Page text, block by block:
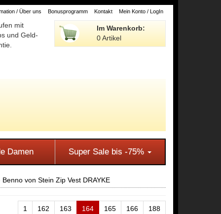
/ Über uns Bonusprogramm Kontakt Mein Konto / LogIn
mit
und Geld-
Im Warenkorb:
0 Artikel
Damen Super Sale bis -75%
Benno von Stein Zip Vest DRAYKE
1 162 163 164 165 166 188